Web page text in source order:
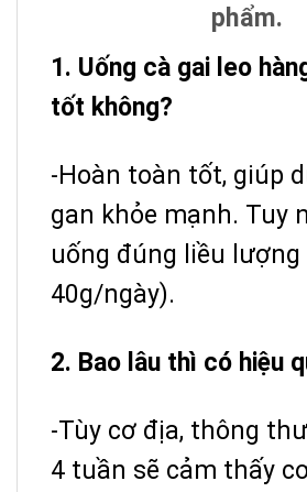
phẩm.
1. Uống cà gai leo
tốt không?
-Hoàn toàn tốt, giúp
gan khỏe mạnh. Tuy
uống đúng liều lượng
40g/ngày).
2. Bao lâu thì có hiệu
-Tùy cơ địa, thông
4 tuần sẽ cảm thấy